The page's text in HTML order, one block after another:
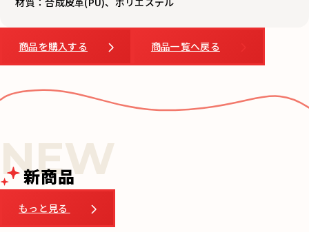
商品を購入する 商品一覧へ戻る
新商品
もっと見る